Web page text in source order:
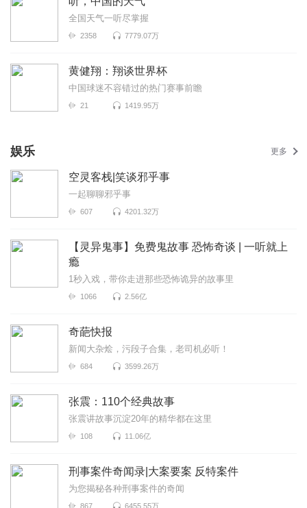
全国天气一听尽掌握
2358 7779.07万
黄健翔：翔谈世界杯
中国球迷不容错过的热门赛事前瞻
21 1419.95万
娱乐 更多
空灵客栈|笑谈邪乎事
一起聊聊邪乎事
607 4201.32万
【灵异鬼事】免费鬼故事 恐怖奇谈 | 一听就上
瘾
1秒入戏，带你走进那些恐怖诡异的故事里
1066 2.56亿
奇葩快报
新闻大杂烩，污段子合集，老司机必听！
684 3599.26万
张震：110个经典故事
张震讲故事沉淀20年的精华都在这里
108 11.06亿
刑事案件奇闻录|大案要案 反特案件
为您揭秘各种刑事案件的奇闻
867 6455.55万